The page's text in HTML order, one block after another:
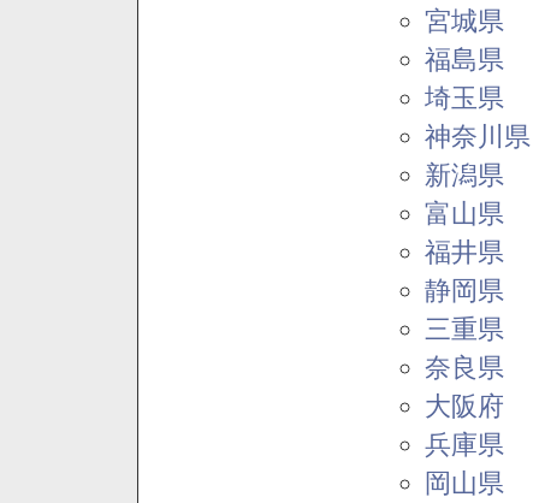
宮城県
福島県
埼玉県
神奈川県
新潟県
富山県
福井県
静岡県
三重県
奈良県
大阪府
兵庫県
岡山県